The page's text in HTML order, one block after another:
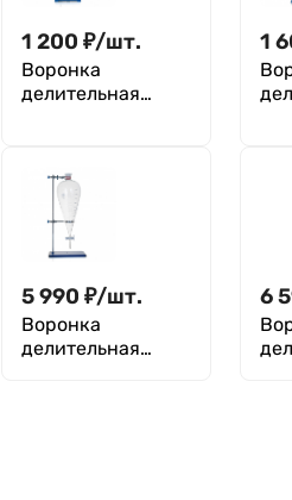
1 200 ₽/шт.
Воронка
делительная
делений
1
5 990 ₽/шт.
Воронка
делительная
6